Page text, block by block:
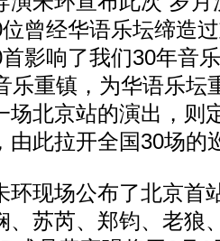
曾经华语乐坛缔造
影响了我们30年音
乐重镇，为华语乐坛
场北京站的演出，则
由此拉开全国30场的
现场公布了北京首
、苏芮、郑钧、老狼